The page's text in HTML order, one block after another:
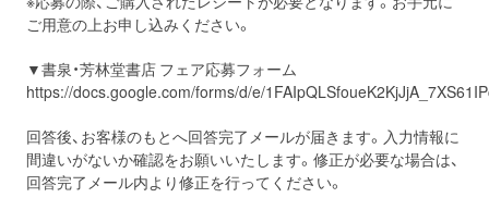
ご用意の上お申し込みください。
▼書泉・芳林堂書店 フェア応募フォーム
https://docs.google.com/forms/d/e/
回答後、お客様のもとへ回答完了メールが届きます。入力情報に
間違いがないか確認をお願いいたします。修正が必要な場合は、
回答完了メール内より修正を行ってください。